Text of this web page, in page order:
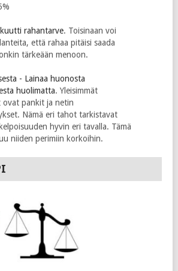
rahantarve. Toisinaan voi
että rahaa pitäisi saada
tärkeään menoon.
- Lainaa huonosta
huolimatta. Yleisimmät
ovat pankit ja netin
Nämä eri tahot tarkistavat
hyvin eri tavalla. Tämä
niiden perimiin korkoihin.